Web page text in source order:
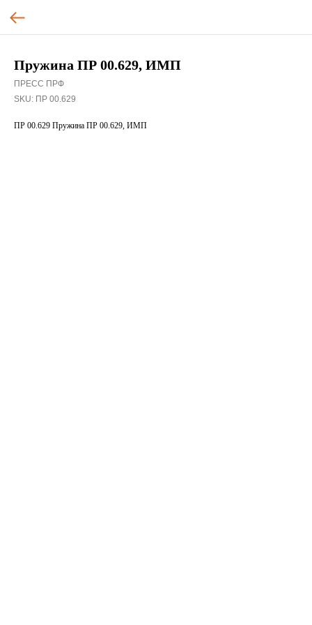
Пружина ПР 00.629, ИМП
ПРЕСС ПРФ
SKU: ПР 00.629
ПР 00.629 Пружина ПР 00.629, ИМП